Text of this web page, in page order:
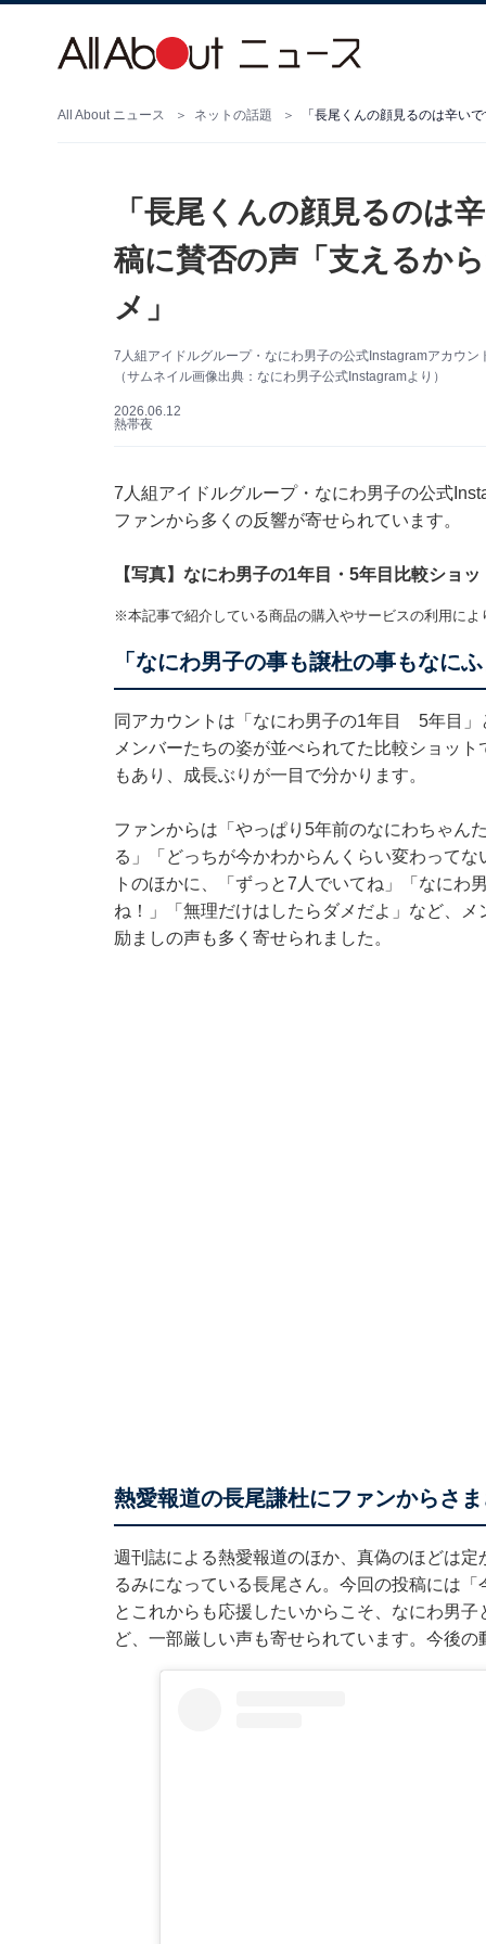
All About ニュース ネットの話題
「長尾くんの顔見るのは
稿に賛否の声「支えるか
メ」
7人組アイドルグループ・なにわ男子の公式Instagramアカウ
（サムネイル画像出典：なにわ男子公式Instagramより）
2026.06.12
熱帯夜
7人組アイドルグループ・なにわ男子の公式
ファンから多くの反響が寄せられています。
【写真】なにわ男子の1年目・5年目比較ショッ
※本記事で紹介している商品の購入やサービスの利用によ
「なにわ男子の事も譲杜の事もなに
同アカウントは「なにわ男子の1年目 5年目
メンバーたちの姿が並べられてた比較ショッ
もあり、成長ぶりが一目で分かります。
ファンからは「やっぱり5年前のなにわちゃん
る」「どっちが今かわからんくらい変わって
トのほかに、「ずっと7人でいてね」「なにわ
ね！」「無理だけはしたらダメだよ」など、
励ましの声も多く寄せられました。
熱愛報道の長尾謙杜にファンからさ
週刊誌による熱愛報道のほか、真偽のほどは
るみになっている長尾さん。今回の投稿には
とこれからも応援したいからこそ、なにわ男
ど、一部厳しい声も寄せられています。今後の